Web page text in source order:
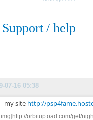
Support / help
07-16 05:38
my site http://
[img]http://orbitupload.com/get/